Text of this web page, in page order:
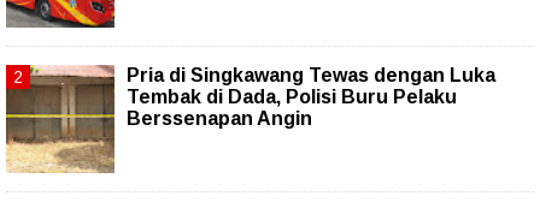
Pria di Singkawang Tewas dengan Luka
Tembak di Dada, Polisi Buru Pelaku
Berssenapan Angin